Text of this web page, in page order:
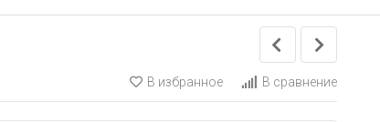
В избранное В сравнение